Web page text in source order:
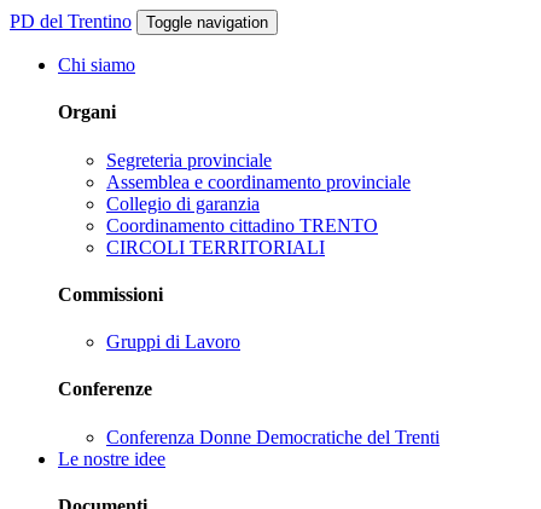
PD del Trentino Toggle navigation
Chi siamo
Organi
Segreteria provinciale
Assemblea e coordinamento provinciale
Collegio di garanzia
Coordinamento cittadino TRENTO
CIRCOLI TERRITORIALI
Commissioni
Gruppi di Lavoro
Conferenze
Conferenza Donne Democratiche del Trenti
Le nostre idee